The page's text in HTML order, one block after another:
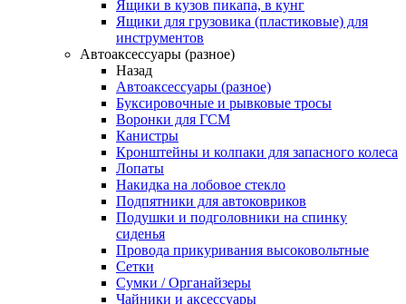
Ящики в кузов пикапа, в кунг
Ящики для грузовика (пластиковые) для
инструментов
Автоаксессуары (разное)
Назад
Автоаксессуары (разное)
Буксировочные и рывковые тросы
Воронки для ГСМ
Канистры
Кронштейны и колпаки для запасного колеса
Лопаты
Накидка на лобовое стекло
Подпятники для автоковриков
Подушки и подголовники на спинку
сиденья
Провода прикуривания высоковольтные
Сетки
Сумки / Органайзеры
Чайники и аксессуары